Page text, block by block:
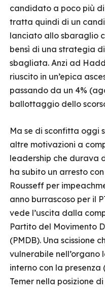
candidato a poco più di
tratta quindi di un
lanciato allo sbaraglio
bensì di una strategia
sbagliata. Anzi ad
riuscito in un’epica
passando da un 4%
ballottaggio dello
Ma se di sconfitta oggi
altre motivazioni a
leadership che durava
ha subito un arresto
Rousseff per
anno burrascoso per il
vede l’uscita dalla
Partito del Movimento
(PMDB). Una scissione
vulnerabile nell’organo
interno con la presenza
Temer nella posizione